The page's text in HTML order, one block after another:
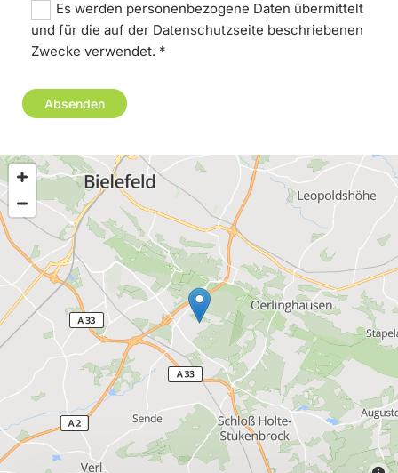
Es werden personenbezogene Daten übermittelt
und für die auf der Datenschutzseite beschriebenen
Zwecke verwendet. *